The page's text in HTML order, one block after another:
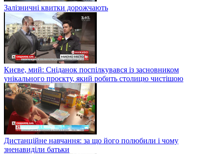
Залізничні квитки дорожчають
Києве, мий: Сніданок поспілкувався із засновником
унікального проєкту, який робить столицю чистішою
Дистанційне навчання: за що його полюбили і чому
зненавиділи батьки